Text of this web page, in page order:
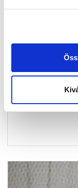
2020-12-21 13:45:57
Farkas Attilát
valamint a